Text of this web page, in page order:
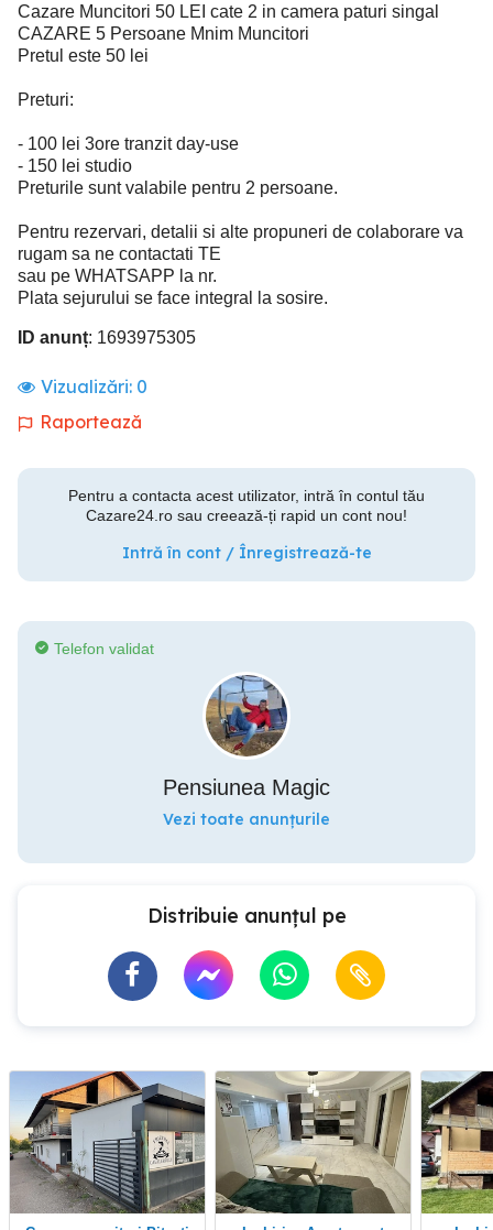
Cazare Muncitori 50 LEI cate 2 in camera paturi singal
CAZARE 5 Persoane Mnim Muncitori
Pretul este 50 lei
Preturi:
- 100 lei 3ore tranzit day-use
- 150 lei studio
Preturile sunt valabile pentru 2 persoane.
Pentru rezervari, detalii si alte propuneri de colaborare va
rugam sa ne contactati TE
sau pe WHATSAPP la nr.
Plata sejurului se face integral la sosire.
ID anunț: 1693975305
Vizualizări: 0
Raportează
Pentru a contacta acest utilizator, intră în contul tău
Cazare24.ro sau creează-ți rapid un cont nou!
Intră în cont / Înregistrează-te
Telefon validat
Pensiunea Magic
Vezi toate anunțurile
Distribuie anunțul pe